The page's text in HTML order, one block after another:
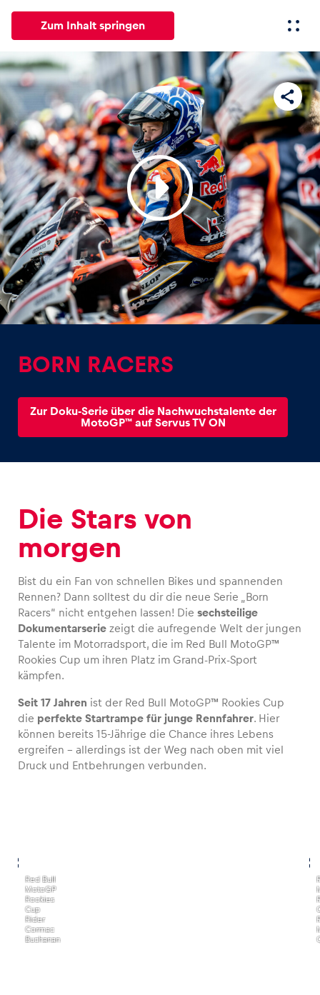
Zum Inhalt springen
News Events Erlebnisse Seiten
News
Alle anzeigen
Events
Alle anzeigen
Erlebnisse
Seiten
Alle anzeigen
Fahrzeug
Alle anzeigen
Business
BORN RACERS
Zur Doku-Serie über die Nachwuchstalente der
MotoGP™ auf Servus TV ON
Die Stars von
morgen
Bist du ein Fan von schnellen Bikes und spannenden
Rennen? Dann solltest du dir die neue Serie „Born
Racers“ nicht entgehen lassen! Die sechsteilige
Dokumentarserie zeigt die aufregende Welt der jungen
Talente im Motorradsport, die im Red Bull MotoGP™
Rookies Cup um ihren Platz im Grand-Prix-Sport
kämpfen.
Seit 17 Jahren ist der Red Bull MotoGP™ Rookies Cup
die perfekte Startrampe für junge Rennfahrer. Hier
können bereits 15-Jährige die Chance ihres Lebens
ergreifen – allerdings ist der Weg nach oben mit viel
Druck und Entbehrungen verbunden.
,Red Bull
MotoGP
Rookies
Cup
Rider
Cormac
Buchanan
,